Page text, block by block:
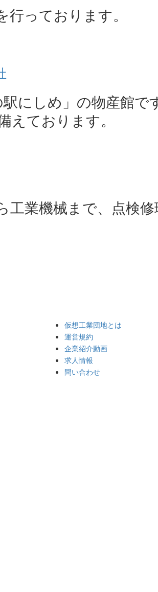
行っております。
にしめ」の物産館で
えております。
工業機械まで、点検修
仮想工業団地とは
運営規約
企業紹介動画
求人情報
問い合わせ